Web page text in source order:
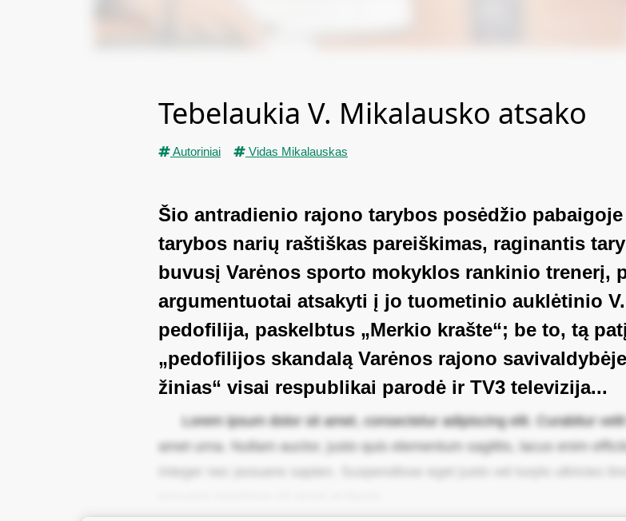
Tebelaukia V. Mikalausko atsako
Autoriniai Vidas Mikalauskas
Šio antradienio rajono tarybos posėdžio
tarybos narių raštiškas pareiškimas, raginantis
buvusį Varėnos sporto mokyklos rankinio trenerį,
argumentuotai atsakyti į jo tuometinio auklėtinio
pedofilija, paskelbtus „Merkio krašte“; be to, tą
„pedofilijos skandalą Varėnos rajono
žinias“ visai respublikai parodė ir TV3 televizija...
Lorem ipsum dolor sit amet, consectetur adipiscing elit. Curabitur
amet urna. Nullam auctor, justo quis elementum sagittis, lacus enim